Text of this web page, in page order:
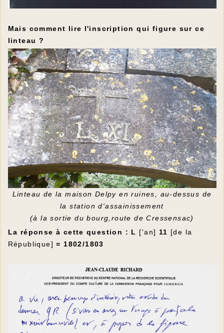
Mais comment lire l'inscription qui figure sur ce
linteau ?
Linteau de la maison Delpy en ruines, au-dessus de
la station d'assainissement
(à la sortie du bourg,route de Cressensac)
La réponse à cette question : L ['an] 11 [de la
République] = 1802/1803